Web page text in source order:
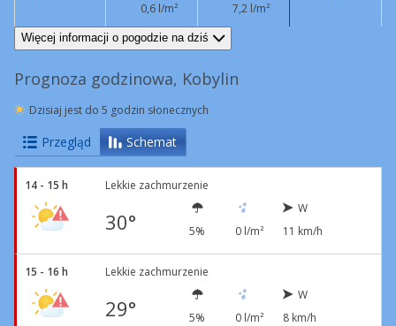
0,6 l/m²
7,2 l/m²
W
10 km/h NW
6 km/h
Więcej informacji o pogodzie na dziś
Prognoza godzinowa, Kobylin
Dzisiaj jest do 5 godzin słonecznych
Przegląd Schemat
14 - 15 h Lekkie zachmurzenie
30° 5% 0 l/m²
W
11 km/h
15 - 16 h Lekkie zachmurzenie
29° 5% 0 l/m²
W
8 km/h